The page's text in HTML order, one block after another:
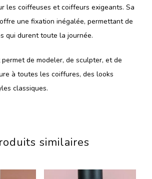
les coiffeuses et coiffeurs exigeants. Sa
une fixation inégalée, permettant de
qui durent toute la journée.
de modeler, de sculpter, et de
à toutes les coiffures, des looks
classiques.
similaires